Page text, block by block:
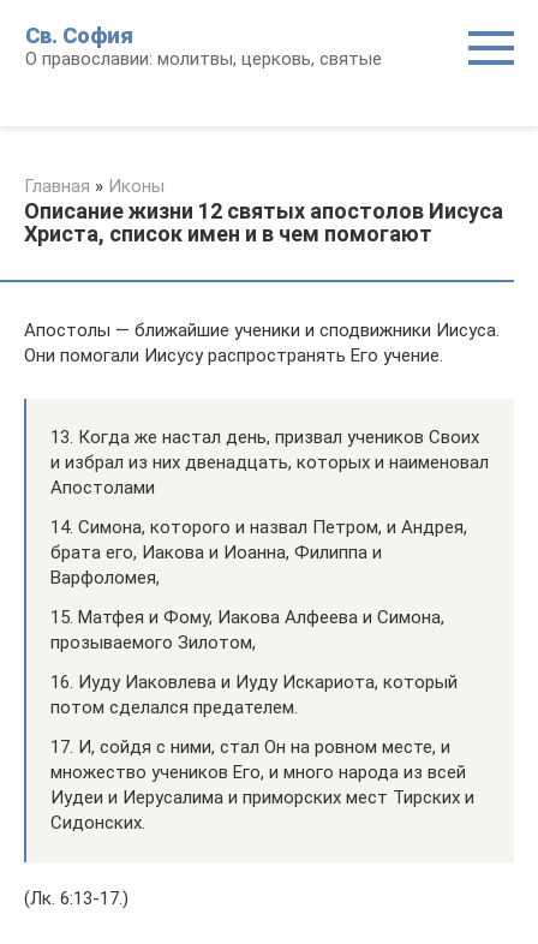
контенту
Св. София
О православии: молитвы, церковь, святые
Главная » Иконы
Описание жизни 12 святых апостолов Иисуса
Христа, список имен и в чем помогают
Апостолы — ближайшие ученики и сподвижники Иисуса.
Они помогали Иисусу распространять Его учение.
13. Когда же настал день, призвал учеников Своих
и избрал из них двенадцать, которых и наименовал
Апостолами
14. Симона, которого и назвал Петром, и Андрея,
брата его, Иакова и Иоанна, Филиппа и
Варфоломея,
15. Матфея и Фому, Иакова Алфеева и Симона,
прозываемого Зилотом,
16. Иуду Иаковлева и Иуду Искариота, который
потом сделался предателем.
17. И, сойдя с ними, стал Он на ровном месте, и
множество учеников Его, и много народа из всей
Иудеи и Иерусалима и приморских мест Тирских и
Сидонских.
(Лк. 6:13-17.)